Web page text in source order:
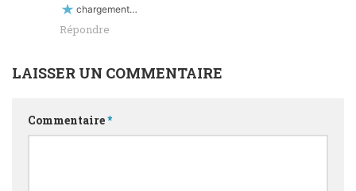
chargement…
Répondre
LAISSER UN COMMENTAIRE
Commentaire*